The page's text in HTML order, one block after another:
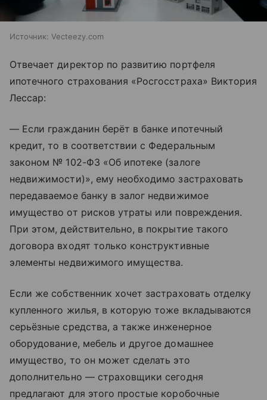
Источник: Vecteezy.com
Отвечает директор по развитию портфеля
ипотечного страхования «Росгосстраха» Виктория
Лессар:
— Если гражданин берёт в банке ипотечный
кредит, то в соответствии с Федеральным
законом № 102-ФЗ «Об ипотеке (залоге
недвижимости)», ему необходимо застраховать
передаваемое банку в залог недвижимое
имущество от рисков утраты или повреждения.
При этом, действительно, в покрытие такого
договора входят только конструктивные
элементы недвижимого имущества.
Если же собственник хочет застраховать отделку
купленного жилья, в которую тоже вкладываются
серьёзные средства, а также инженерное
оборудование, мебель и другое домашнее
имущество, то он может сделать это
дополнительно — страховщики сегодня
предлагают для этого простые коробочные